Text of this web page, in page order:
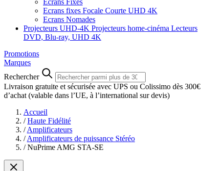
Ecrans Fixes
Ecrans fixes Focale Courte UHD 4K
Ecrans Nomades
Projecteurs UHD-4K Projecteurs home-cinéma Lecteurs
DVD, Blu-ray, UHD 4K
Promotions
Marques
Rechercher
Livraison gratuite et sécurisée avec UPS ou Colissimo dès 300€
d’achat (valable dans l’UE, à l’international sur devis)
Accueil
/ Haute Fidélité
/ Amplificateurs
/ Amplificateurs de puissance Stéréo
/ NuPrime AMG STA-SE